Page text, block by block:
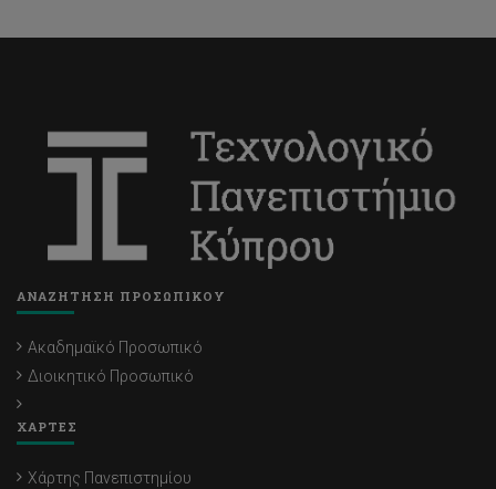
ΑΝΑΖΗΤΗΣΗ ΠΡΟΣΩΠΙΚΟΥ
Ακαδημαϊκό Προσωπικό
Διοικητικό Προσωπικό
ΧΑΡΤΕΣ
Χάρτης Πανεπιστημίου